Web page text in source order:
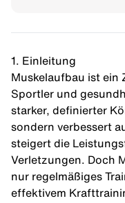
1. Einleitung
Muskelaufbau ist ein
Sportler und
starker, definierter
sondern verbessert
steigert die
Verletzungen. Doch
nur regelmäßiges
effektivem